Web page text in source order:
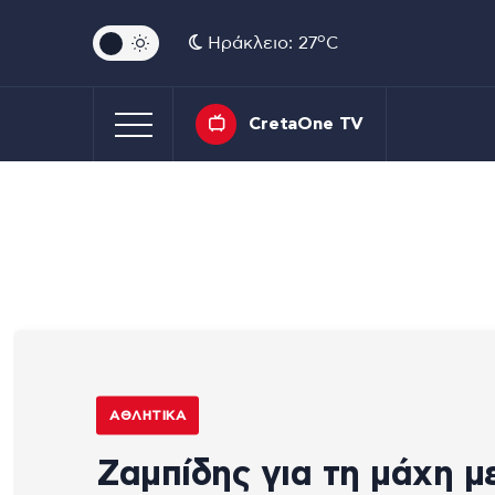
Ηράκλειο: 27oC
CretaOne TV
ΑΘΛΗΤΙΚΆ
Ζαμπίδης για τη μάχη